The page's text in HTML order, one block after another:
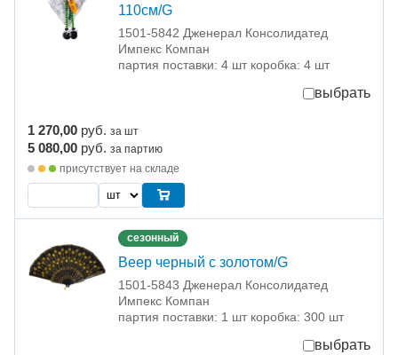
110см/G
1501-5842 Дженерал Консолидатед
Импекс Компан
партия поставки: 4 шт коробка: 4 шт
выбрать
1 270,00 руб. за шт
5 080,00 руб. за партию
присутствует на складе
сезонный
Веер черный с золотом/G
1501-5843 Дженерал Консолидатед
Импекс Компан
партия поставки: 1 шт коробка: 300 шт
выбрать